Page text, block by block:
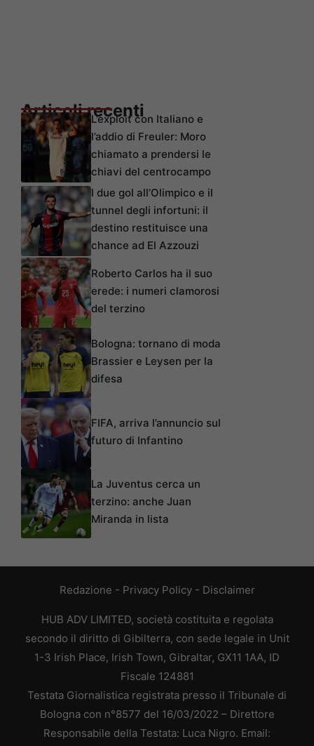
Articoli recentiL’exploit con Italiano e
l’addio di Freuler: Moro
chiamato a prendersi le
chiavi del centrocampo
I due gol all’Olimpico e il
tunnel degli infortuni: il
destino restituisce una
chance ad El Azzouzi
Roberto Carlos ha il suo
erede: i numeri clamorosi
del terzino
Bologna: tornano di moda
Brassier e Leysen per la
difesa
FIFA, arriva l’annuncio sul
futuro di Infantino
La Juventus cerca un
terzino: anche Juan
Miranda in lista
Redazione - Privacy Policy- Disclaimer
HUB ADV LIMITED, società costituita e regolata
secondo il diritto di Gibilterra, con sede legale in Unit
1-3 Irish Place, Irish Town, Gibraltar, GX11 1AA, ID
Fiscale 124881
Testata Giornalistica registrata presso il Tribunale di
Bologna con n°8577 del 16/03/2022 – Direttore
Responsabile della Testata: Luca Nigro. Email: